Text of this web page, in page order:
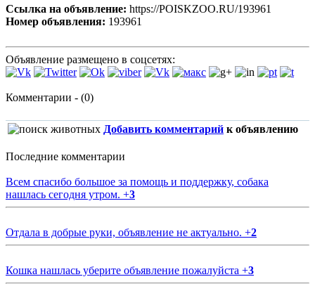
Ссылка на объявление: https://POISKZOO.RU/193961
Номер объявления: 193961
Объявление размещено в соцсетях:
Комментарии - (0)
Добавить комментарий к объявлению
Последние комментарии
Всем спасибо большое за помощь и поддержку, собака
нашлась сегодня утром. +3
Отдала в добрые руки, объявление не актуально. +2
Кошка нашлась уберите объявление пожалуйста +3